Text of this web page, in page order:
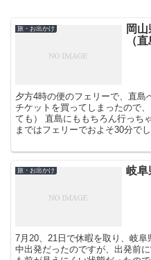
旅・お出かけ
岡
（
夕方4時の便のフェリーで、直
チケットを買ってしまったので
ても） 直島にももちろん行っち
まではフェリーでおよそ30分で
旅・お出かけ 岐阜
7月20、21日で休暇を取り、岐
中出発だったのですが、出発前